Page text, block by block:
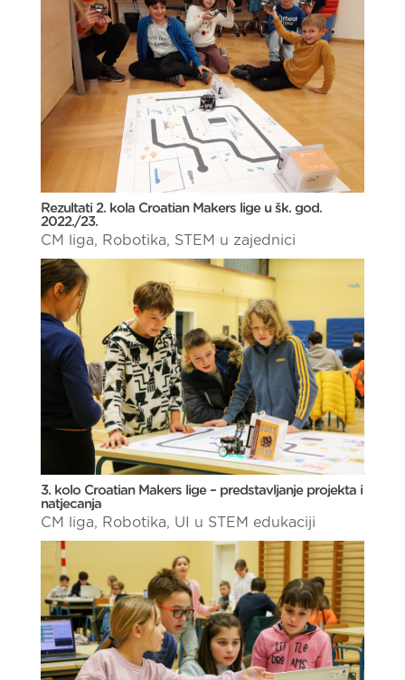
Rezultati 2. kola Croatian Makers lige u šk. god.
2022./23.
CM liga, Robotika, STEM u zajednici
3. kolo Croatian Makers lige – predstavljanje projekta i
natjecanja
CM liga, Robotika, UI u STEM edukaciji